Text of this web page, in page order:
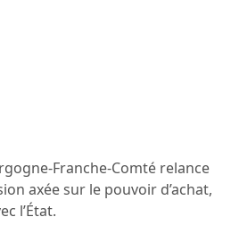
Franche-Comté relance
axée sur le pouvoir d’achat,
l’État.